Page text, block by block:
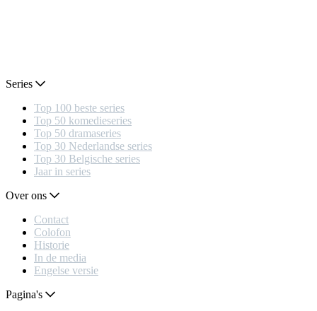
Series
Top 100 beste series
Top 50 komedieseries
Top 50 dramaseries
Top 30 Nederlandse series
Top 30 Belgische series
Jaar in series
Over ons
Contact
Colofon
Historie
In de media
Engelse versie
Pagina's